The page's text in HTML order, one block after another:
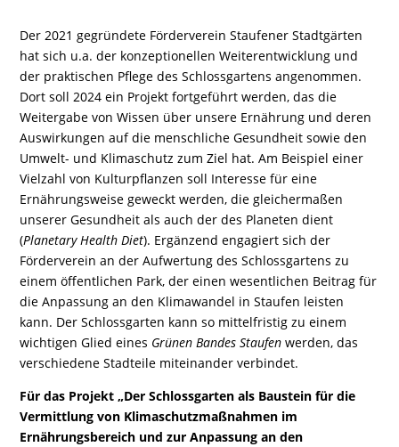
Der 2021 gegründete Förderverein Staufener Stadtgärten
hat sich u.a. der konzeptionellen Weiterentwicklung und
der praktischen Pflege des Schlossgartens angenommen.
Dort soll 2024 ein Projekt fortgeführt werden, das die
Weitergabe von Wissen über unsere Ernährung und deren
Auswirkungen auf die menschliche Gesundheit sowie den
Umwelt- und Klimaschutz zum Ziel hat. Am Beispiel einer
Vielzahl von Kulturpflanzen soll Interesse für eine
Ernährungsweise geweckt werden, die gleichermaßen
unserer Gesundheit als auch der des Planeten dient
(Planetary Health Diet). Ergänzend engagiert sich der
Förderverein an der Aufwertung des Schlossgartens zu
einem öffentlichen Park, der einen wesentlichen Beitrag für
die Anpassung an den Klimawandel in Staufen leisten
kann. Der Schlossgarten kann so mittelfristig zu einem
wichtigen Glied eines Grünen Bandes Staufenwerden, das
verschiedene Stadteile miteinander verbindet.
Für das Projekt „Der Schlossgarten als Baustein für die
Vermittlung von Klimaschutzmaßnahmen im
Ernährungsbereich und zur Anpassung an den